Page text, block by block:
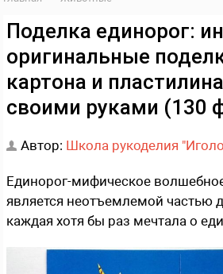
Поделка единорог:
оригинальные
картона и
своими руками (130
Автор: Школа рукоделия
Единорог-мифическое
является неотъемлемой частью
каждая хотя бы раз мечтала о